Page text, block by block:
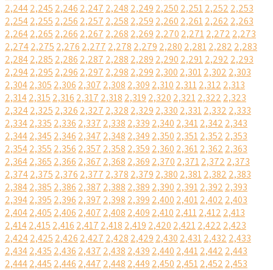
2,2442,245 2,246 2,247 2,248 2,249 2,250 2,2512,252 2,253
2,2542,255 2,256 2,257 2,258 2,259 2,260 2,2612,262 2,263
2,2642,265 2,266 2,267 2,268 2,269 2,270 2,2712,272 2,273
2,2742,275 2,276 2,277 2,278 2,279 2,280 2,2812,282 2,283
2,2842,285 2,286 2,287 2,288 2,289 2,290 2,2912,292 2,293
2,2942,295 2,296 2,297 2,298 2,299 2,300 2,3012,302 2,303
2,3042,305 2,306 2,307 2,308 2,309 2,310 2,3112,312 2,313
2,3142,315 2,316 2,317 2,318 2,319 2,320 2,3212,322 2,323
2,3242,325 2,326 2,327 2,328 2,329 2,330 2,3312,332 2,333
2,3342,335 2,336 2,337 2,338 2,339 2,340 2,3412,342 2,343
2,3442,345 2,346 2,347 2,348 2,349 2,350 2,3512,352 2,353
2,3542,355 2,356 2,357 2,358 2,359 2,360 2,3612,362 2,363
2,3642,365 2,366 2,367 2,368 2,369 2,370 2,3712,372 2,373
2,3742,375 2,376 2,377 2,378 2,379 2,380 2,3812,382 2,383
2,3842,385 2,386 2,387 2,388 2,389 2,390 2,3912,392 2,393
2,3942,395 2,396 2,397 2,398 2,399 2,400 2,4012,402 2,403
2,4042,405 2,406 2,407 2,408 2,409 2,410 2,4112,412 2,413
2,4142,415 2,416 2,417 2,418 2,419 2,420 2,4212,422 2,423
2,4242,425 2,426 2,427 2,428 2,429 2,430 2,4312,432 2,433
2,4342,435 2,436 2,437 2,438 2,439 2,440 2,4412,442 2,443
2,4442,445 2,446 2,447 2,448 2,449 2,450 2,4512,452 2,453